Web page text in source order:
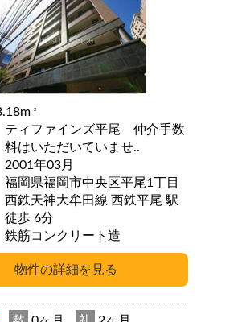
2
ティファインズ平尾 仲介手数
料はいただいていませ..
2001年03月
福岡県福岡市中央区平尾1丁目
西鉄天神大牟田線 西鉄平尾 駅
徒歩 6分
鉄筋コンクリート造